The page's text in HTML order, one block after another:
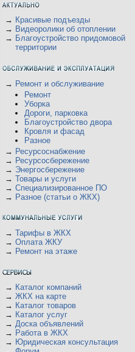
→ Красивые подъезды
→ Видеоролики об отоплении
→ Благоустройство придомовой
территории
→ Ремонт и обслуживание
Ремонт
Уборка
Дороги, парковка
Благоустройство двора
Кровля и фасад
Разное
→ Ресурсоснабжение
→ Ресурсосбережение
→ Энергосбережение
→ Товары и услуги
→ Специализированное ПО
→ Разное (статьи о ЖКХ)
→ Тарифы в ЖКХ
→ Оплата ЖКУ
→ Ремонт на этаже
→ Каталог компаний
→ ЖКХ на карте
→ Каталог товаров
→ Каталог услуг
→ Доска объявлений
→ Работа в ЖКХ
→ Юридическая консультация